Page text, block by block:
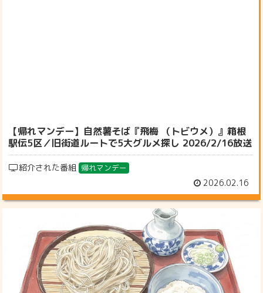
【帰れマンデー】自然薯そば『飛梅 （トビウメ）』箱根
駅伝5区／旧街道ルートで5大グルメ探し 2026/2/16放送
紹介された番組 帰れマンデー
2026.02.16